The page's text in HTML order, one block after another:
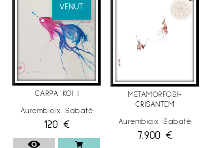
Barcelona
Sala Gòticadel Consell Comarcal, del
Solsonès , Solsona
Museu Comarcal de l’ Urgell
,Lleida
–Sala Coma Estadella
, Col·legi d’Aparelladors
i Arquitectes Técnics de Lleida
VENUT
CARPA KOI I
Aurembiaix Sabaté
120 €
METAMORFOSI-
CRISANTEM
Aurembiaix Sabaté
7.900 €